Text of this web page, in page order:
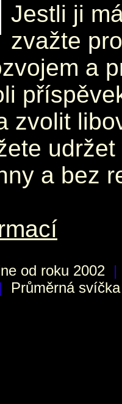
Jestli ji
zvažte
a
zvolit
a bez
od roku 2002 |
| Průměrná